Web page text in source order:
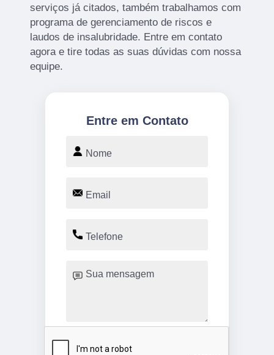
serviços já citados, também trabalhamos com
programa de gerenciamento de riscos e
laudos de insalubridade. Entre em contato
agora e tire todas as suas dúvidas com nossa
equipe.
Entre em Contato